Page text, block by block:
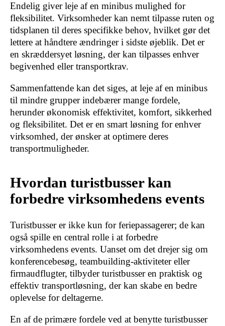
Endelig giver leje af en minibus mulighed for
fleksibilitet. Virksomheder kan nemt tilpasse ruten og
tidsplanen til deres specifikke behov, hvilket gør det
lettere at håndtere ændringer i sidste øjeblik. Det er
en skræddersyet løsning, der kan tilpasses enhver
begivenhed eller transportkrav.
Sammenfattende kan det siges, at leje af en minibus
til mindre grupper indebærer mange fordele,
herunder økonomisk effektivitet, komfort, sikkerhed
og fleksibilitet. Det er en smart løsning for enhver
virksomhed, der ønsker at optimere deres
transportmuligheder.
Hvordan turistbusser kan
forbedre virksomhedens events
Turistbusser er ikke kun for feriepassagerer; de kan
også spille en central rolle i at forbedre
virksomhedens events. Uanset om det drejer sig om
konferencebesøg, teambuilding-aktiviteter eller
firmaudflugter, tilbyder turistbusser en praktisk og
effektiv transportløsning, der kan skabe en bedre
oplevelse for deltagerne.
En af de primære fordele ved at benytte turistbusser